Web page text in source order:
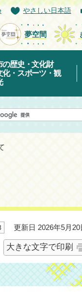
やさしい日本語
夢空間
の歴史・文化財
化・スポーツ・観
更新日 2026年5月20
大きな文字で印刷